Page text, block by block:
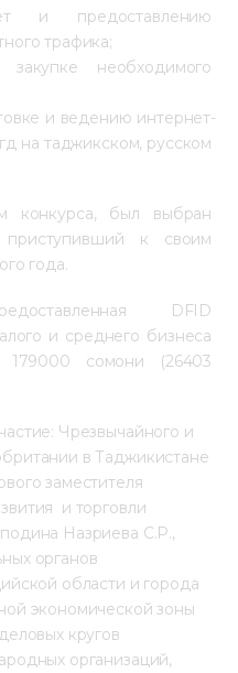
и предоставлению
трафика;
необходимого
и ведению интернет-
на таджикском, русском
конкурса, был выбран
приступивший к своим
года.
DFID
и среднего бизнеса
179000 сомони (26403
Чрезвычайного и
в Таджикистане
заместителя
и торговли
Назриева С.Р.,
органов
области и города
экономической зоны
кругов
организаций,